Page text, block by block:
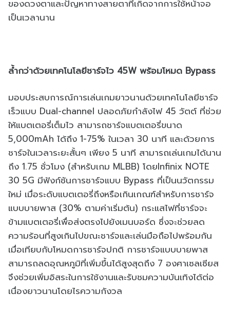
ของดวงตาและปัญหาทางสายตาที่เกิดจากการใช้หน้าจอ
เป็นเวลานาน
ล้ำกว่าด้วยเทคโนโลยีชาร์จไว 45W พร้อมโหมด Bypass
มอบประสบการณ์การเล่นเกมยาวนานด้วยเทคโนโลยีชาร์จ
เร็วแบบ Dual-channel ปลอดภัยกำลังไฟ 45 วัตต์ ที่ช่วย
ให้แบตเตอรี่เต็มไว สามารถชาร์จแบตเตอรี่ขนาด
5,000mAh ได้ถึง 1-75% ในเวลา 30 นาที และด้วยการ
ชาร์จในเวลาระยะสั้นๆ เพียง 5 นาที สามารถเล่นเกมได้นาน
ถึง 1.75 ชั่วโมง (สำหรับเกม MLBB) โดยInfinix NOTE
30 5G มีฟังก์ชันการชาร์จแบบ Bypass ที่เป็นนวัตกรรม
ใหม่ เมื่อระดับแบตเตอรี่ถึงหรือเกินเกณฑ์สำหรับการชาร์จ
แบบบายพาส (30% ตามค่าเริ่มต้น) กระแสไฟที่ชาร์จจะ
ข้ามแบตเตอรี่เพื่อส่งตรงไปยังเมนบอร์ด ซึ่งจะช่วยลด
ความร้อนที่สูงเกินไปขณะชาร์จและเล่นมือถือไปพร้อมกัน
เมื่อเทียบกับโหมดการชาร์จปกติ การชาร์จแบบบายพาส
สามารถลดอุณหภูมิที่เพิ่มขึ้นได้สูงสุดถึง 7 องศาเซลเซียส
จึงช่วยเพิ่มอิสระในการใช้งานและรับชมความบันเทิงได้ต่อ
เนื่องยาวนานโดยไรความกังวล